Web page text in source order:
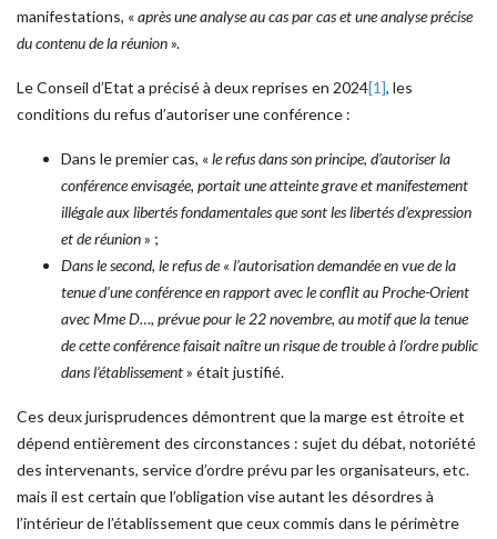
manifestations, «après une analyse au cas par cas et une analyse précise
du contenu de la réunion».
Le Conseil d’Etat a précisé à deux reprises en 2024[1], les
conditions du refus d’autoriser une conférence :
Dans le premier cas, «le refus dans son principe, d’autoriser la
conférence envisagée, portait une atteinte grave et manifestement
illégale aux libertés fondamentales que sont les libertés d’expression
et de réunion» ;
Dans le second, le refus de « l’autorisation demandée en vue de la
tenue d’une conférence en rapport avec le conflit au Proche-Orient
avec Mme D…, prévue pour le 22 novembre, au motif que la tenue
de cette conférence faisait naître un risque de trouble à l’ordre public
dans l’établissement» était justifié.
Ces deux jurisprudences démontrent que la marge est étroite et
dépend entièrement des circonstances : sujet du débat, notoriété
des intervenants, service d’ordre prévu par les organisateurs, etc.
mais il est certain que l’obligation vise autant les désordres à
l’intérieur de l’établissement que ceux commis dans le périmètre